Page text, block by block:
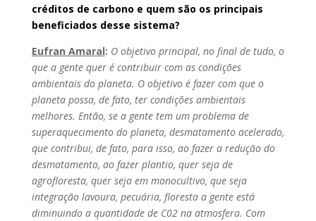
créditos de carbono e quem são os principais
beneficiados desse sistema?
Eufran Amaral: O objetivo principal, no final de tudo, o
que a gente quer é contribuir com as condições
ambientais do planeta. O objetivo é fazer com que o
planeta possa, de fato, ter condições ambientais
melhores. Então, se a gente tem um problema de
superaquecimento do planeta, desmatamento acelerado,
que contribui, de fato, para isso, ao fazer a redução do
desmatamento, ao fazer plantio, quer seja de
agrofloresta, quer seja em monocultivo, que seja
integração lavoura, pecuária, floresta a gente está
diminuindo a quantidade de C02 na atmosfera. Com